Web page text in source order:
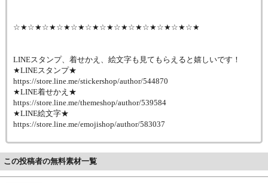
☆★☆★☆★☆★☆★☆★☆★☆★☆★☆★☆★☆★☆★
LINEスタンプ、着せかえ、絵文字も見てもらえると嬉しいです！
★LINEスタンプ★
https://store.line.me/stickershop/author/544870
★LINE着せかえ★
https://store.line.me/themeshop/author/539584
★LINE絵文字★
https://store.line.me/emojishop/author/583037
この投稿者の無料素材一覧